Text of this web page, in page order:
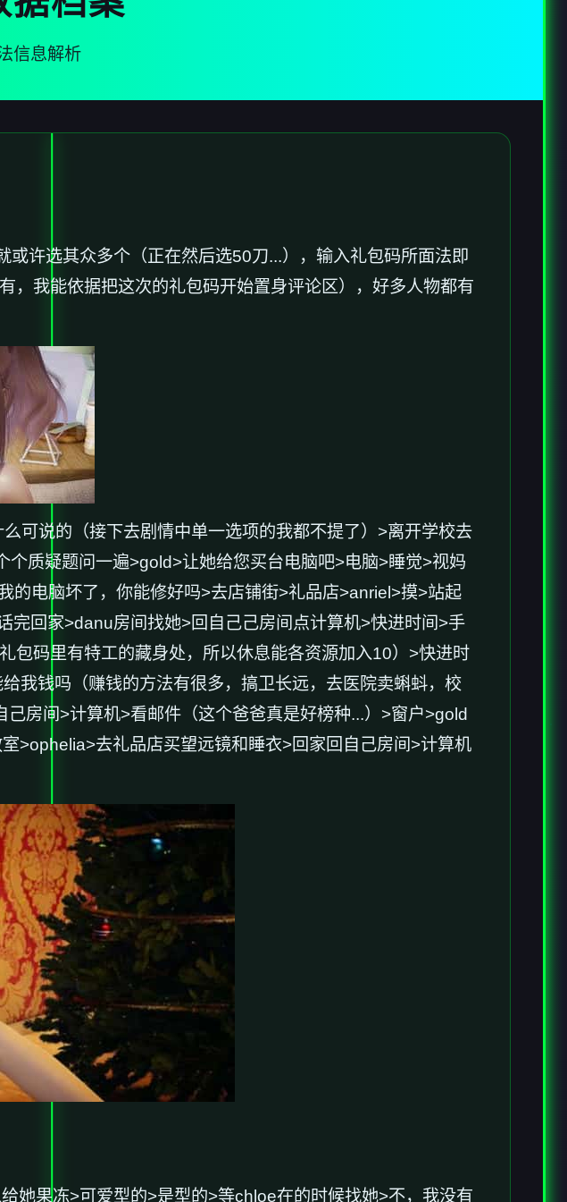
信息解析
许选其众多个（正在然后选50刀...），输入礼包码所面法即
，我能依据把这次的礼包码开始置身评论区 ），好多人物都有
可说的（接下去剧情中单一选项的我都不提了）>离开学校去
质疑题问一遍>gold>让她给您买台电脑吧>电脑>睡觉>视妈
电脑坏了，你能修好吗>去店铺街>礼品店>anriel>摸>站起
回家>danu房间找她>回自己己房间点计算机>快进时间>手
包码里有特工的藏身处，所以休息能各资源加入10）>快进时
我钱吗（赚钱的方法有很多，搞卫长远，去医院卖蝌蚪，校
房间>计算机>看邮件（这个爸爸真是好榜种...）>窗户>gold
>ophelia>去礼品店买望远镜和睡衣>回家回自己房间>计算机
她果冻>可爱型的>是型的>等chloe在的时候找她>不，我没有